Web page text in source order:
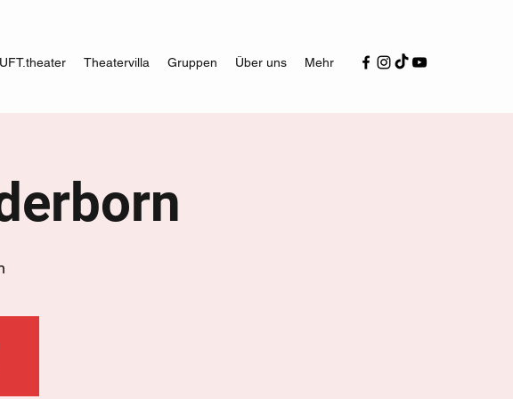
Theatervilla Gruppen Über uns Mehr